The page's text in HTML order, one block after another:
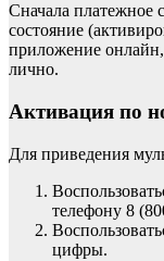
Сначала платежное
состояние
приложение
лично.
Активация по
Для приведения
телефону 8
цифры.